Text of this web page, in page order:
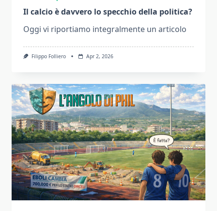
Il calcio è davvero lo specchio della politica?
Oggi vi riportiamo integralmente un articolo
Filippo Folliero Apr 2, 2026